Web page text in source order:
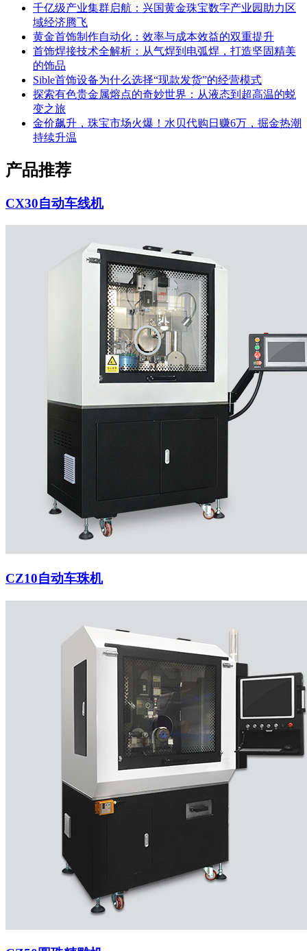
千亿级产业集群启航：兴国黄金珠宝数字产业园助力区
域经济腾飞
黄金首饰制作自动化：效率与成本效益的双重提升
首饰焊接技术全解析：从气焊到电弧焊，打造坚固精美
的饰品
Sible首饰设备为什么选择“现款发货”的经营模式
探索有色贵金属熔点的奇妙世界：从液态到超高温的蜕
变之旅
金价飙升，珠宝市场火爆！水贝代购日赚6万，掘金热潮
持续升温
产品推荐
CX30自动车线机
CZ10自动车珠机